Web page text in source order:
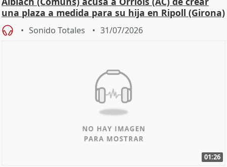
una plaza a medida para su hija en Ripoll (Girona)
Sonido Totales 31/07/2026
01:26